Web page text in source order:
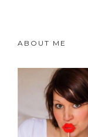
ABOUT ME